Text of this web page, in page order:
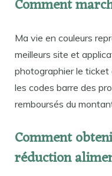
Comment
Ma vie en couleurs
meilleurs site et
photographier le
les codes barre des
remboursés du
Comment
réduction